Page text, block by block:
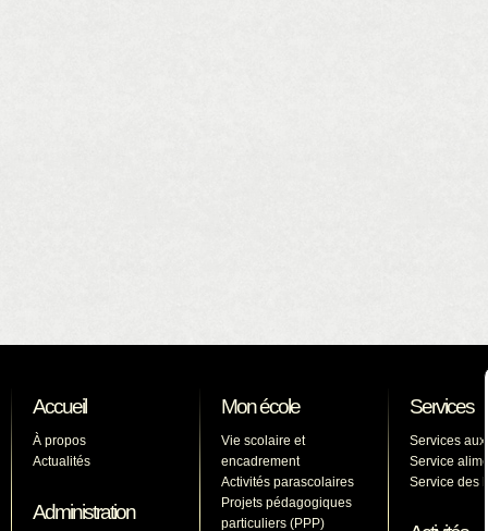
Accueil
À propos
Actualités
Administration
Mon école
Vie scolaire et
encadrement
Activités parascolaires
Projets pédagogiques
particuliers (PPP)
Services
Services
Service
Service des